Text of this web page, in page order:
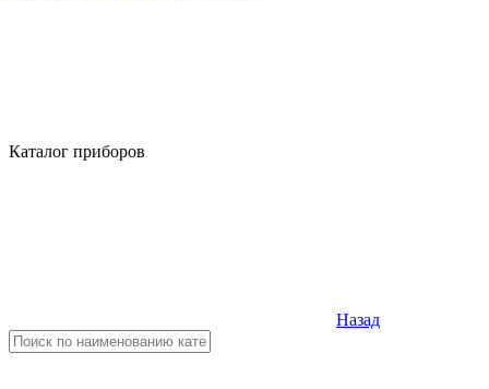
Каталог приборов
Назад